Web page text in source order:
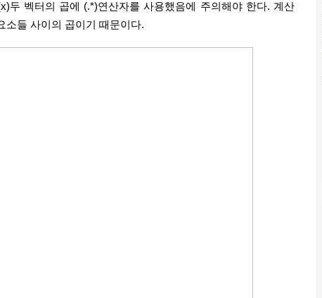
두 벡터의 곱에 (.*)연산자를 사용했음에 주의해야 한다. 계산
소들 사이의 곱이기 때문이다.